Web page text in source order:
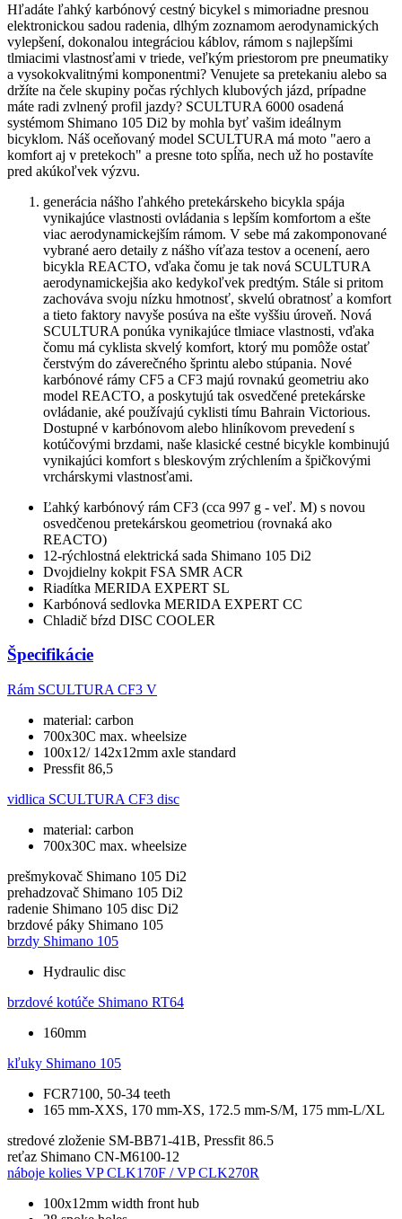
Hľadáte ľahký karbónový cestný bicykel s mimoriadne presnou
elektronickou sadou radenia, dlhým zoznamom aerodynamických
vylepšení, dokonalou integráciou káblov, rámom s najlepšími
tlmiacimi vlastnosťami v triede, veľkým priestorom pre pneumatiky
a vysokokvalitnými komponentmi? Venujete sa pretekaniu alebo sa
držíte na čele skupiny počas rýchlych klubových jázd, prípadne
máte radi zvlnený profil jazdy? SCULTURA 6000 osadená
systémom Shimano 105 Di2 by mohla byť vašim ideálnym
bicyklom. Náš oceňovaný model SCULTURA má moto "aero a
komfort aj v pretekoch" a presne toto spĺňa, nech už ho postavíte
pred akúkoľvek výzvu.
generácia nášho ľahkého pretekárskeho bicykla spája
vynikajúce vlastnosti ovládania s lepším komfortom a ešte
viac aerodynamickejším rámom. V sebe má zakomponované
vybrané aero detaily z nášho víťaza testov a ocenení, aero
bicykla REACTO, vďaka čomu je tak nová SCULTURA
aerodynamickejšia ako kedykoľvek predtým. Stále si pritom
zachováva svoju nízku hmotnosť, skvelú obratnosť a komfort
a tieto faktory navyše posúva na ešte vyššiu úroveň. Nová
SCULTURA ponúka vynikajúce tlmiace vlastnosti, vďaka
čomu má cyklista skvelý komfort, ktorý mu pomôže ostať
čerstvým do záverečného šprintu alebo stúpania. Nové
karbónové rámy CF5 a CF3 majú rovnakú geometriu ako
model REACTO, a poskytujú tak osvedčené pretekárske
ovládanie, aké používajú cyklisti tímu Bahrain Victorious.
Dostupné v karbónovom alebo hliníkovom prevedení s
kotúčovými brzdami, naše klasické cestné bicykle kombinujú
vynikajúci komfort s bleskovým zrýchlením a špičkovými
vrchárskymi vlastnosťami.
Ľahký karbónový rám CF3 (cca 997 g - veľ. M) s novou
osvedčenou pretekárskou geometriou (rovnaká ako
REACTO)
12-rýchlostná elektrická sada Shimano 105 Di2
Dvojdielny kokpit FSA SMR ACR
Riadítka MERIDA EXPERT SL
Karbónová sedlovka MERIDA EXPERT CC
Chladič bŕzd DISC COOLER
Špecifikácie
Rám SCULTURA CF3 V
material: carbon
700x30C max. wheelsize
100x12/ 142x12mm axle standard
Pressfit 86,5
vidlica SCULTURA CF3 disc
material: carbon
700x30C max. wheelsize
prešmykovač Shimano 105 Di2
prehadzovač Shimano 105 Di2
radenie Shimano 105 disc Di2
brzdové páky Shimano 105
brzdy Shimano 105
Hydraulic disc
brzdové kotúče Shimano RT64
160mm
kľuky Shimano 105
FCR7100, 50-34 teeth
165 mm-XXS, 170 mm-XS, 172.5 mm-S/M, 175 mm-L/XL
stredové zloženie SM-BB71-41B, Pressfit 86.5
reťaz Shimano CN-M6100-12
náboje kolies VP CLK170F / VP CLK270R
100x12mm width front hub